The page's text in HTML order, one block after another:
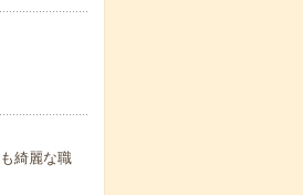
綺麗な職